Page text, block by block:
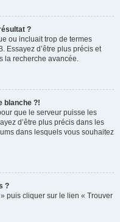
?
ou incluait trop de termes
Essayez d’être plus précis et
la recherche avancée.
blanche ?!
que le serveur puisse les
d’être plus précis dans les
dans lesquels vous souhaitez
?
puis cliquer sur le lien « Trouver